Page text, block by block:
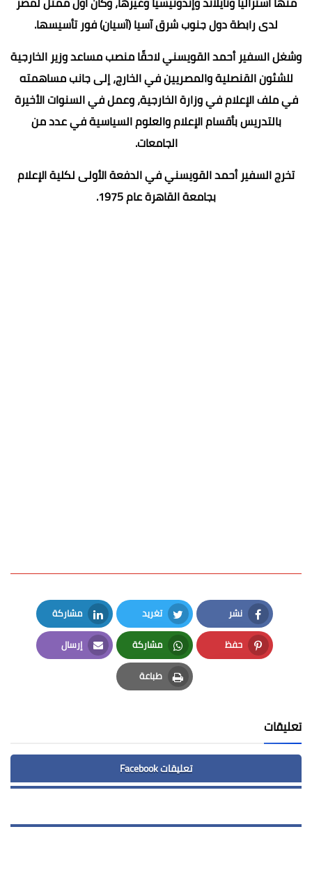
لدى رابطة دول جنوب شرق آسيا (آسيان) فور تأسيسها.
وشغل السفير أحمد القويسني لاحقًا منصب مساعد وزير الخارجية
للشئون القنصلية والمصريين في الخارج، إلى جانب مساهمته
في ملف الإعلام في وزارة الخارجية، وعمل في السنوات الأخيرة
بالتدريس بأقسام الإعلام والعلوم السياسية في عدد من
الجامعات.
تخرج السفير أحمد القويسني في الدفعة الأولى لكلية الإعلام
بجامعة القاهرة عام 1975.
نشر
Facebook
تغريد
Twitter
مشاركة
LinkedIn
حفظ
Pinterest
مشاركة
Whatsapp
إرسال
Email
طباعة
Print
تعليقات
تعليقات Facebook